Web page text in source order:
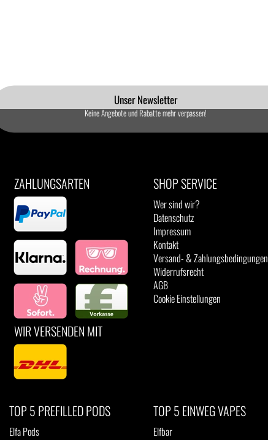
Unser Newsletter
Keine Angebote und Rabatte mehr verpassen!
ZAHLUNGSARTEN
WIR VERSENDEN MIT
SHOP SERVICE
Wer sind wir?
Datenschutz
Impressum
Kontakt
Versand- & Zahlungsbedingungen
Widerrufsrecht
AGB
Cookie Einstellungen
TOP 5 PREFILLED PODS
Elfa Pods
TOP 5 EINWEG VAPES
Elfbar